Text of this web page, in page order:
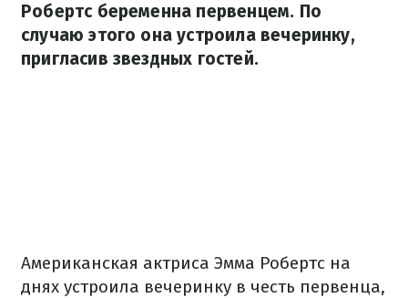
Робертс беременна первенцем. По
случаю этого она устроила вечеринку,
пригласив звездных гостей.
Американская актриса Эмма Робертс на
днях устроила вечеринку в честь первенца,